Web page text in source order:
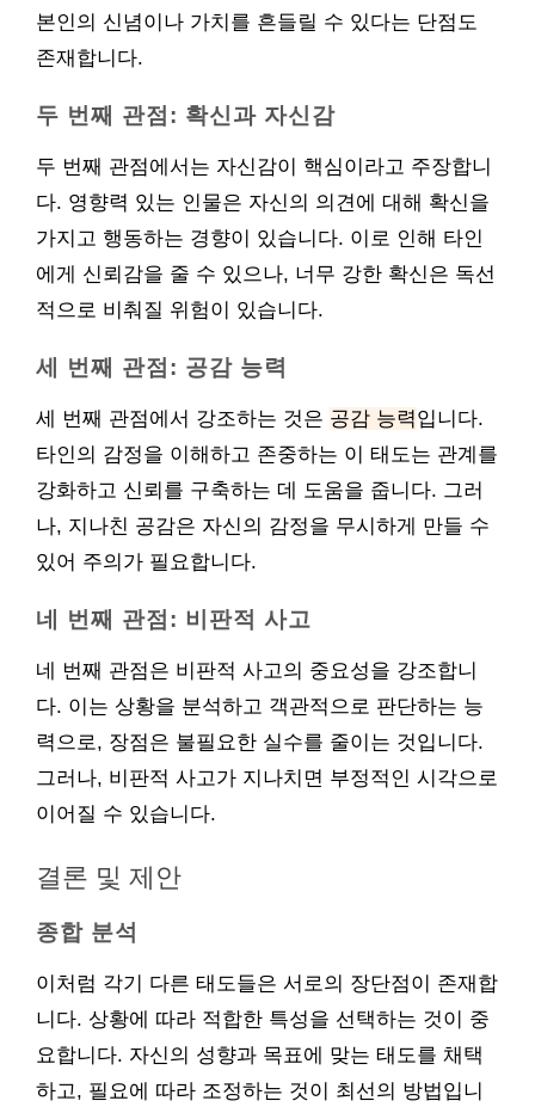
본인의 신념이나 가치를 흔들릴 수 있다는 단점도
존재합니다.
두 번째 관점: 확신과 자신감
두 번째 관점에서는 자신감이 핵심이라고 주장합니
다. 영향력 있는 인물은 자신의 의견에 대해 확신을
가지고 행동하는 경향이 있습니다. 이로 인해 타인
에게 신뢰감을 줄 수 있으나, 너무 강한 확신은 독선
적으로 비춰질 위험이 있습니다.
세 번째 관점: 공감 능력
세 번째 관점에서 강조하는 것은 공감 능력입니다.
타인의 감정을 이해하고 존중하는 이 태도는 관계를
강화하고 신뢰를 구축하는 데 도움을 줍니다. 그러
나, 지나친 공감은 자신의 감정을 무시하게 만들 수
있어 주의가 필요합니다.
네 번째 관점: 비판적 사고
네 번째 관점은 비판적 사고의 중요성을 강조합니
다. 이는 상황을 분석하고 객관적으로 판단하는 능
력으로, 장점은 불필요한 실수를 줄이는 것입니다.
그러나, 비판적 사고가 지나치면 부정적인 시각으로
이어질 수 있습니다.
결론 및 제안
종합 분석
이처럼 각기 다른 태도들은 서로의 장단점이 존재합
니다. 상황에 따라 적합한 특성을 선택하는 것이 중
요합니다. 자신의 성향과 목표에 맞는 태도를 채택
하고, 필요에 따라 조정하는 것이 최선의 방법입니